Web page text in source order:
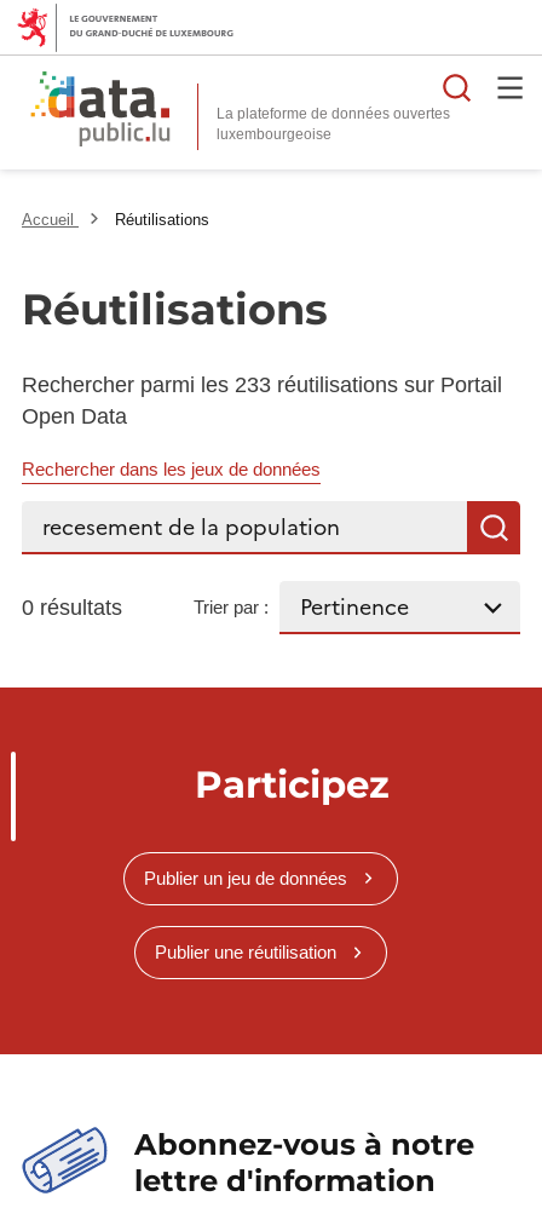
La plateforme de données ouvertes
Accueil Réutilisations
Réutilisations
Rechercher parmi les 233 réutilisations sur Portail
Open Data
Rechercher dans les jeux de données
0 résultats Trier par :
Participez
Publier un jeu de données
Publier une réutilisation
Abonnez-vous à notre
lettre d'information